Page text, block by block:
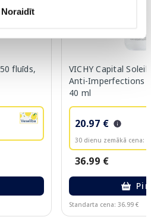
Noraidīt
fluīds,
VICHY Capital Soleil
Anti-Imperfections
40 ml
20.97 €
30 dienu zemākā cena:
36.99 €
Standarta cena: 36.99 €